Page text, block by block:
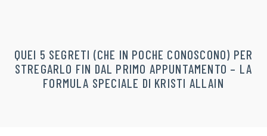
QUEI 5 SEGRETI (CHE IN POCHE CONOSCONO) PER
STREGARLO FIN DAL PRIMO APPUNTAMENTO – LA
FORMULA SPECIALE DI KRISTI ALLAIN